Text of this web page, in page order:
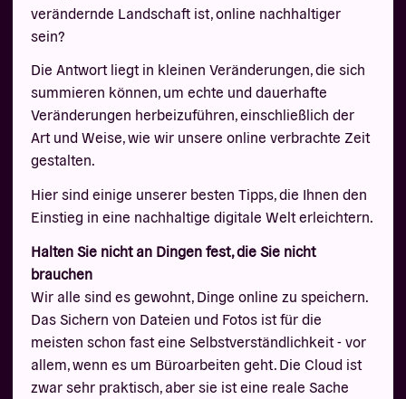
verändernde Landschaft ist, online nachhaltiger
sein?
Die Antwort liegt in kleinen Veränderungen, die sich
summieren können, um echte und dauerhafte
Veränderungen herbeizuführen, einschließlich der
Art und Weise, wie wir unsere online verbrachte Zeit
gestalten.
Hier sind einige unserer besten Tipps, die Ihnen den
Einstieg in eine nachhaltige digitale Welt erleichtern.
Halten Sie nicht an Dingen fest, die Sie nicht
brauchen
Wir alle sind es gewohnt, Dinge online zu speichern.
Das Sichern von Dateien und Fotos ist für die
meisten schon fast eine Selbstverständlichkeit - vor
allem, wenn es um Büroarbeiten geht. Die Cloud ist
zwar sehr praktisch, aber sie ist eine reale Sache